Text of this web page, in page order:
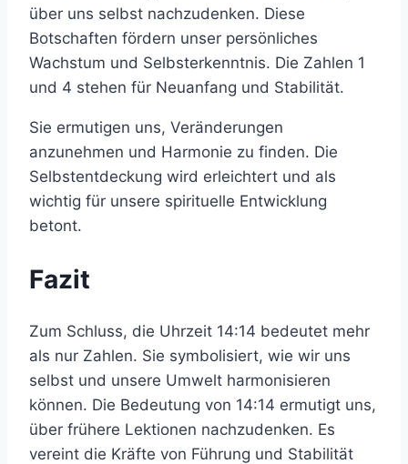
über uns selbst nachzudenken. Diese
Botschaften fördern unser persönliches
Wachstum und Selbsterkenntnis. Die Zahlen 1
und 4 stehen für Neuanfang und Stabilität.
Sie ermutigen uns, Veränderungen
anzunehmen und Harmonie zu finden. Die
Selbstentdeckung wird erleichtert und als
wichtig für unsere spirituelle Entwicklung
betont.
Fazit
Zum Schluss, die Uhrzeit 14:14 bedeutet mehr
als nur Zahlen. Sie symbolisiert, wie wir uns
selbst und unsere Umwelt harmonisieren
können. Die Bedeutung von 14:14 ermutigt uns,
über frühere Lektionen nachzudenken. Es
vereint die Kräfte von Führung und Stabilität